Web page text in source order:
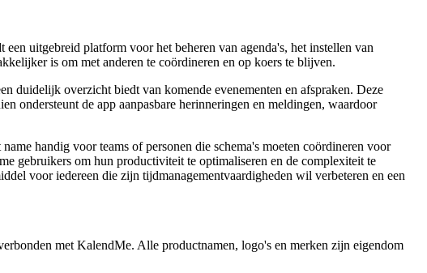
uitgebreid platform voor het beheren van agenda's, het instellen van
is om met anderen te coördineren en op koers te blijven.
duidelijk overzicht biedt van komende evenementen en afspraken. Deze
ondersteunt de app aanpasbare herinneringen en meldingen, waardoor
handig voor teams of personen die schema's moeten coördineren voor
gebruikers om hun productiviteit te optimaliseren en de complexiteit te
voor iedereen die zijn tijdmanagementvaardigheden wil verbeteren en een
met KalendMe. Alle productnamen, logo's en merken zijn eigendom